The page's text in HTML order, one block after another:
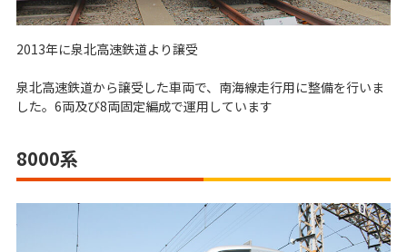
2013年に泉北高速鉄道より譲受
泉北高速鉄道から譲受した車両で、南海線走行用に整備を行いま
した。6両及び8両固定編成で運用しています
8000系